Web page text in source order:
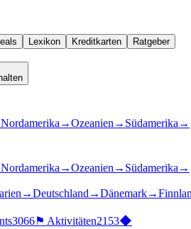
Lexikon Kreditkarten Ratgeber
Nordamerika →Ozeanien → Südamerika →
Nordamerika →Ozeanien → Südamerika →
→Deutschland →Dänemark→
3066⚑ Aktivitäten2153◆